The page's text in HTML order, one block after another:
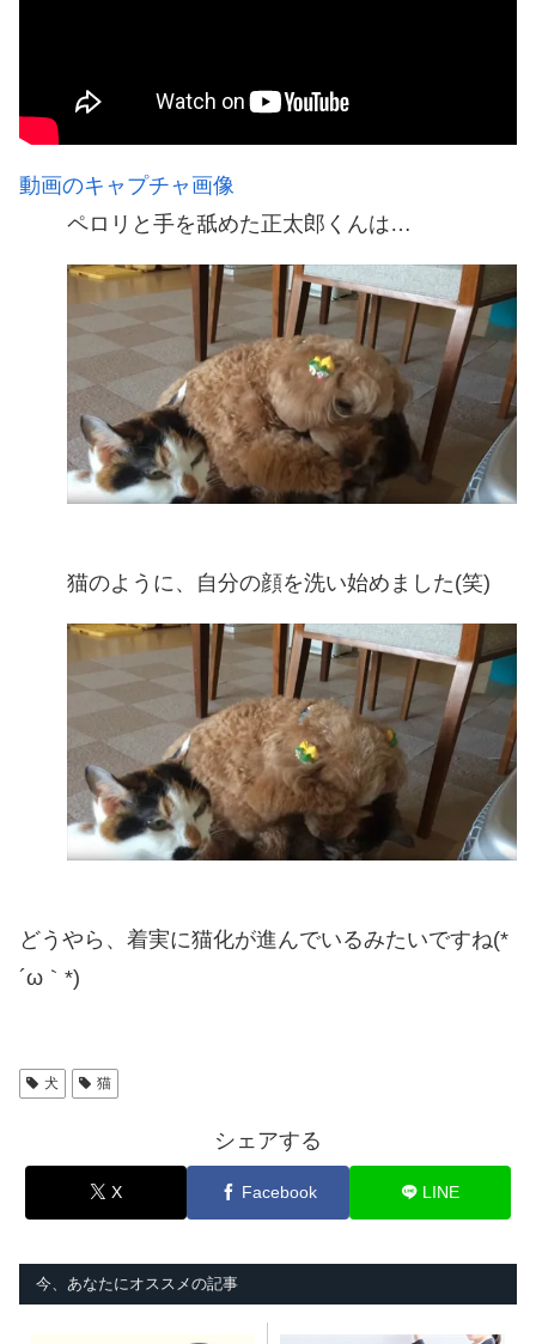
動画のキャプチャ画像
ペロリと手を舐めた正太郎くんは…
猫のように、自分の顔を洗い始めました(笑)
どうやら、着実に猫化が進んでいるみたいですね(*
´ω｀*)
犬 猫
シェアする
X Facebook LINE
今、あなたにオススメの記事